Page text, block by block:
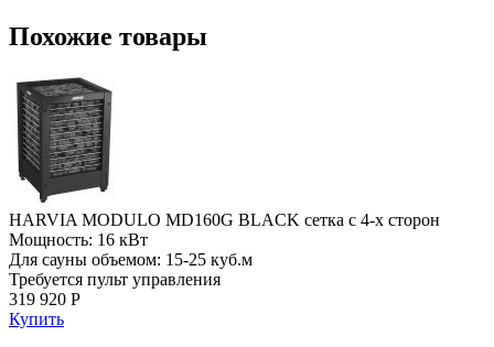
Похожие товары
HARVIA MODULO MD160G BLACK сетка с 4-х сторон
Мощность: 16 кВт
Для сауны объемом: 15-25 куб.м
Требуется пульт управления
319 920 Р
Купить